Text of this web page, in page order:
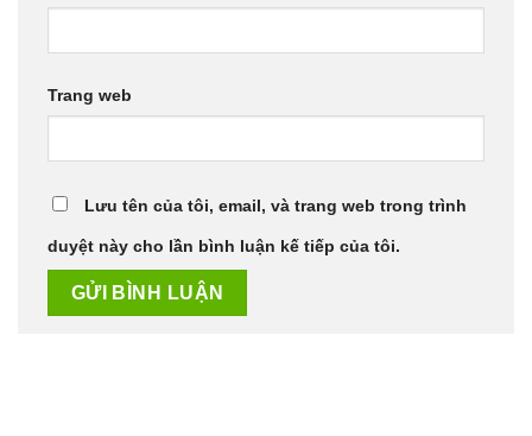
Trang web
Lưu tên của tôi, email, và trang web trong trình
duyệt này cho lần bình luận kế tiếp của tôi.